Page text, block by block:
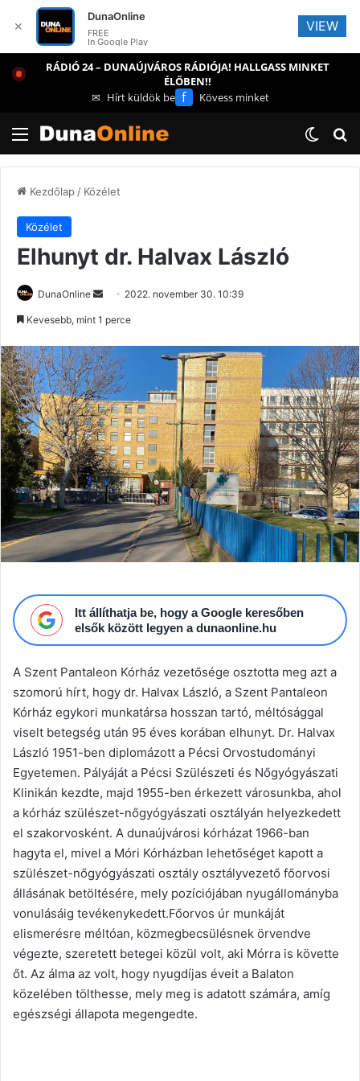
RÁDIÓ 24 – DUNAÚJVÁROS RÁDIÓJA! HALLGASS MINKET
ÉLŐBEN!!
✉ Hírt küldök be f Kövess minket
Menü
Kezdőlap/ Közélet
Közélet
Elhunyt dr. Halvax László
DunaOnline
Send 2022. november 30. 10:39
Kevesebb, mint 1 perce
Itt állíthatja be, hogy a Google keresőben
elsők között legyen a dunaonline.hu
A Szent Pantaleon Kórház vezetősége osztotta meg azt a
szomorú hírt, hogy dr. Halvax László, a Szent Pantaleon
Kórház egykori munkatársa hosszan tartó, méltósággal
viselt betegség után 95 éves korában elhunyt. Dr. Halvax
László 1951-ben diplomázott a Pécsi Orvostudományi
Egyetemen. Pályáját a Pécsi Szülészeti és Nőgyógyászati
Klinikán kezdte, majd 1955-ben érkezett városunkba, ahol
a kórház szülészet-nőgyógyászati osztályán helyezkedett
el szakorvosként. A dunaújvárosi kórházat 1966-ban
hagyta el, mivel a Móri Kórházban lehetőséget kapott a
szülészet-nőgyógyászati osztály osztályvezető főorvosi
állásának betöltésére, mely pozíciójában nyugállományba
vonulásáig tevékenykedett.Főorvos úr munkáját
elismerésre méltóan, közmegbecsülésnek örvendve
végezte, szeretett betegei közül volt, aki Mórra is követte
őt. Az álma az volt, hogy nyugdíjas éveit a Balaton
közelében tölthesse, mely meg is adatott számára, amíg
egészségi állapota megengedte.
✕
DunaOnline
FREE
In Google Play
VIEW